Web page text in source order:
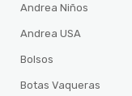
Andrea Niños
Andrea USA
Bolsos
Botas Vaqueras